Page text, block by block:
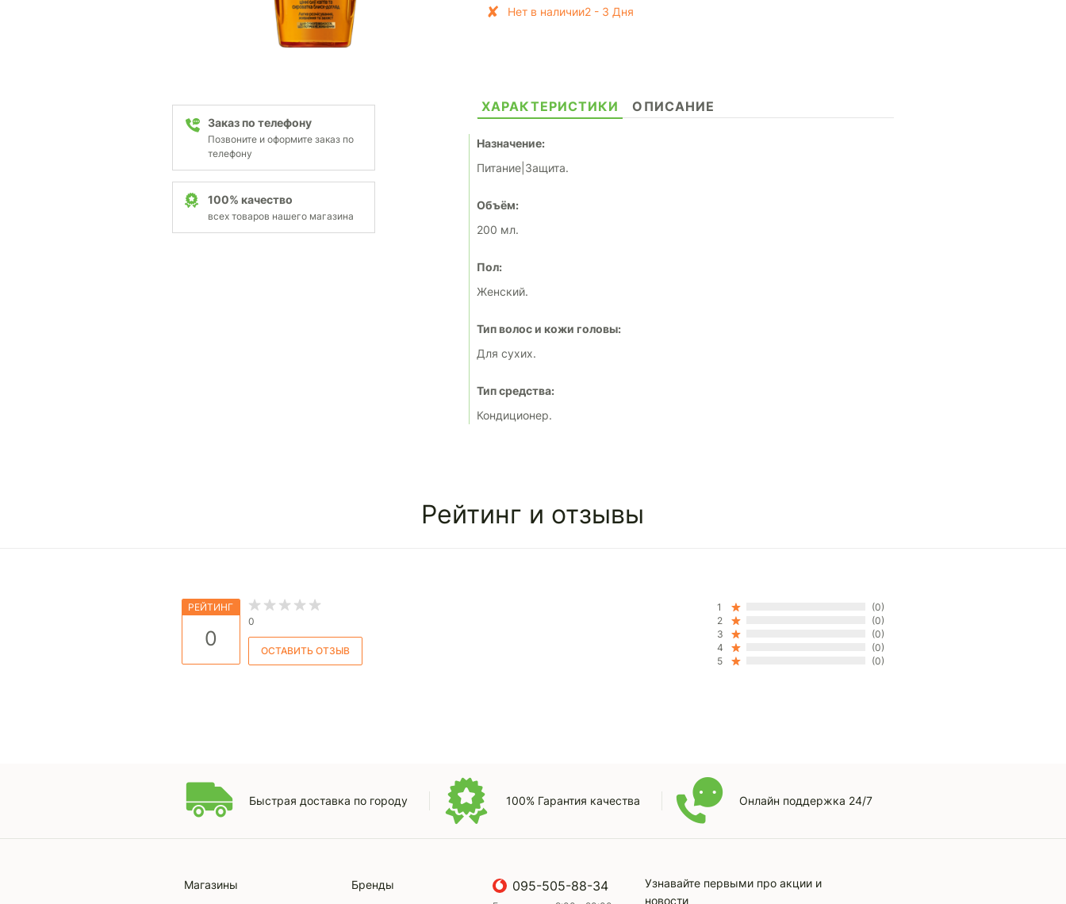
Заказ по телефону
Позвоните и оформите заказ по
телефону
100% качество
всех товаров нашего магазина
Нет в наличии2 - 3 Дня
ХАРАКТЕРИСТИКИ ОПИСАНИЕ
Назначение:
Питание|Защита.
Объём:
200 мл.
Пол:
Женский.
Тип волос и кожи головы:
Для сухих.
Тип средства:
Кондиционер.
Рейтинг и отзывы
РЕЙТИНГ
0
0
1
(0)
2
(0)
3
(0)
4
(0)
5
(0)
Быстрая доставка по городу 100% Гарантия качества Онлайн поддержка 24/7
Магазины Бренды 095-505-88-34
Узнавайте первыми про акции и
новости